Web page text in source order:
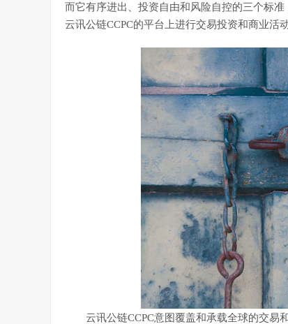
而它有序进出、投资自由和风险自控的三个标
云讯公链CCPC的平台上进行交易投资和商业活动
云讯公链CCPC意图覆盖和承载全球的交易